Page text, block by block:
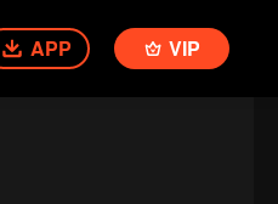
APP VIP